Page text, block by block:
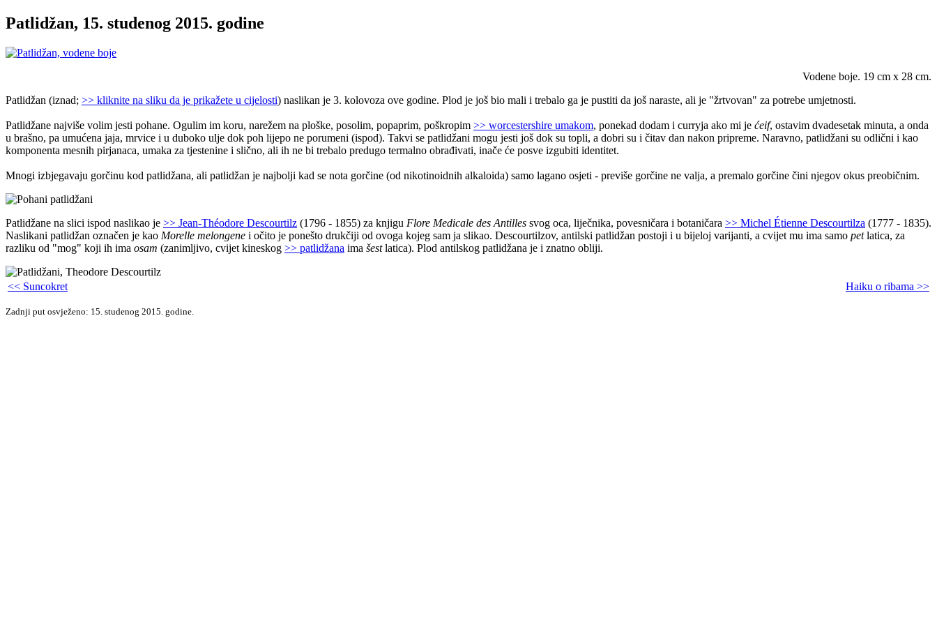
Patlidžan, 15. studenog 2015. godine
Vodene boje. 19 cm x 28 cm.
Patlidžan (iznad; >> kliknite na sliku da je prikažete u cijelosti) naslikan je 3. kolovoza ove godine. Plod je još bio mali i trebalo ga je pustiti da još naraste, ali je "žrtvovan" za potrebe umjetnosti.
Patlidžane najviše volim jesti pohane. Ogulim im koru, narežem na ploške, posolim, popaprim, poškropim >> worcestershire umakom, ponekad dodam i curryja ako mi je ćeif, ostavim dvadesetak minuta, a onda
u brašno, pa umućena jaja, mrvice i u duboko ulje dok poh lijepo ne porumeni (ispod). Takvi se patlidžani mogu jesti još dok su topli, a dobri su i čitav dan nakon pripreme. Naravno, patlidžani su odlični i kao
komponenta mesnih pirjanaca, umaka za tjestenine i slično, ali ih ne bi trebalo predugo termalno obrađivati, inače će posve izgubiti identitet.
Mnogi izbjegavaju gorčinu kod patlidžana, ali patlidžan je najbolji kad se nota gorčine (od nikotinoidnih alkaloida) samo lagano osjeti - previše gorčine ne valja, a premalo gorčine čini njegov okus preobičnim.
Patlidžane na slici ispod naslikao je >> Jean-Théodore Descourtilz (1796 - 1855) za knjigu Flore Medicale des Antilles svog oca, liječnika, povesničara i botaničara >> Michel Étienne Descourtilza (1777 - 1835).
Naslikani patlidžan označen je kao Morelle melongene i očito je ponešto drukčiji od ovoga kojeg sam ja slikao. Descourtilzov, antilski patlidžan postoji i u bijeloj varijanti, a cvijet mu ima samo petlatica, za
razliku od "mog" koji ih ima osam (zanimljivo, cvijet kineskog >> patlidžana ima šestlatica). Plod antilskog patlidžana je i znatno obliji.
<< Suncokret Haiku o ribama >>
Zadnji put osvježeno: 15. studenog 2015. godine.